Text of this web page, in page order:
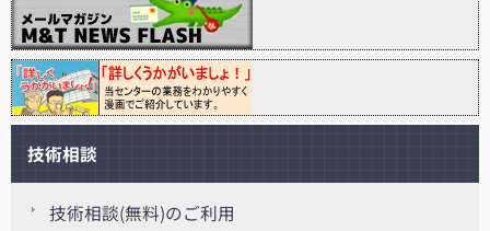
技術相談
技術相談(無料)のご利用